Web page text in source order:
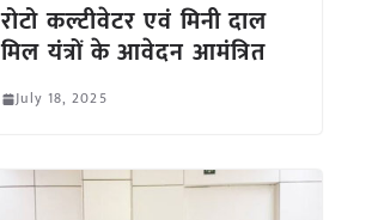
रोटो कल्टीवेटर एवं मिनी दाल
मिल यंत्रों के आवेदन आमंत्रित
July 18, 2025